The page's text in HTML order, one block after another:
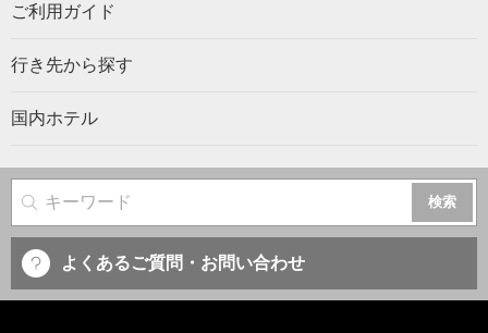
ご利用ガイド
行き先から探す
国内ホテル
サイト内検索
よくあるご質問・お問い合わせ